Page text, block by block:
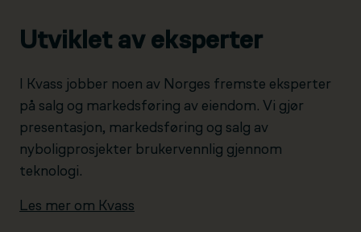
Utviklet av eksperter
I Kvass jobber noen av Norges fremste eksperter
på salg og markedsføring av eiendom. Vi gjør
presentasjon, markedsføring og salg av
nyboligprosjekter brukervennlig gjennom
teknologi.
Les mer om Kvass